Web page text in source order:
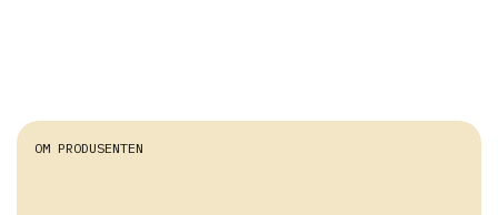
OM PRODUSENTEN